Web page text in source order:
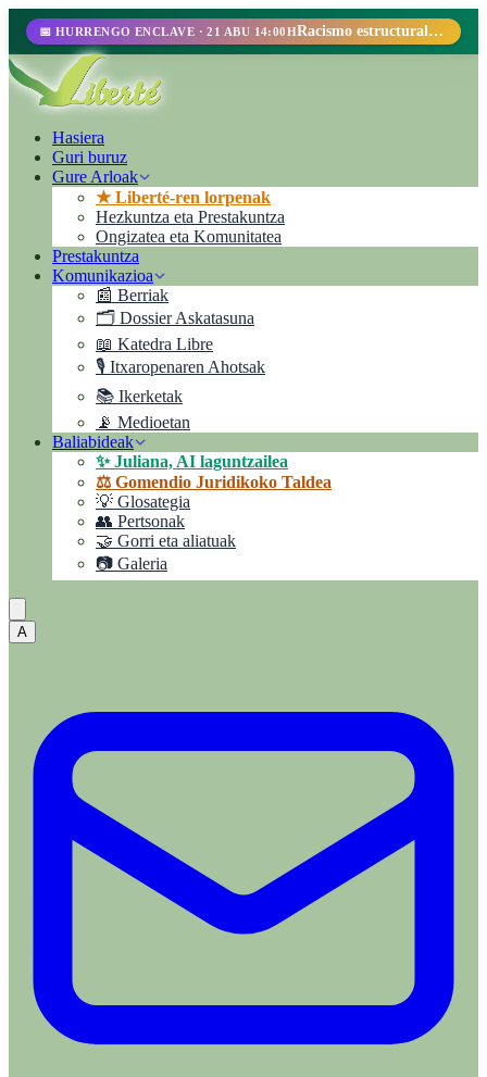
📅 HURRENGO ENCLAVE · 21 ABU 14:00H Racismo estructural, perfilamiento racial y abolicionismo carcelario.
Hasiera
Guri buruz
Gure Arloak
★ Liberté-ren lorpenak
Hezkuntza eta Prestakuntza
Ongizatea eta Komunitatea
Prestakuntza
Komunikazioa
📰 Berriak
🗂️ Dossier Askatasuna
📖 Katedra Libre
🎙️ Itxaropenaren Ahotsak
📚 Ikerketak
📡 Medioetan
Baliabideak
✨ Juliana, AI laguntzailea
⚖️ Gomendio Juridikoko Taldea
💡 Glosategia
👥 Pertsonak
🤝 Gorri eta aliatuak
📷 Galeria
A